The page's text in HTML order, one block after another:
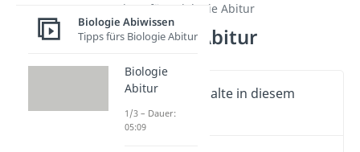
Tipps fürs Biologie Abitur
Biologie Abitur
Wichtige Inhalte in diesem
Video
Biologie Abiwissen
Tipps fürs Biologie Abitur
Biologie
Abitur
1/3 – Dauer:
05:09